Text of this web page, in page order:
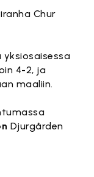
Chur
4-2, ja
maaliin.
Djurgården